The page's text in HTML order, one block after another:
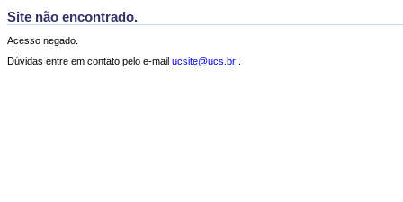
Site não encontrado.
Acesso negado.
Dúvidas entre em contato pelo e-mail ucsite@ucs.br